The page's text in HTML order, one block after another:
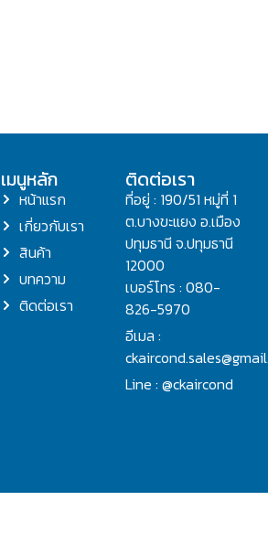
เมนูหลัก
หน้าแรก
เกี่ยวกับเรา
สินค้า
บทความ
ติดต่อเรา
ติดต่อเรา
ที่อยู่ : 190/51 หมู่ที่ 1
ต.บางขะแยง อ.เมือง
ปทุมธานี จ.ปทุมธานี
12000
เบอร์โทร : 080-
826-5970
อีเมล :
Line : @ckaircond